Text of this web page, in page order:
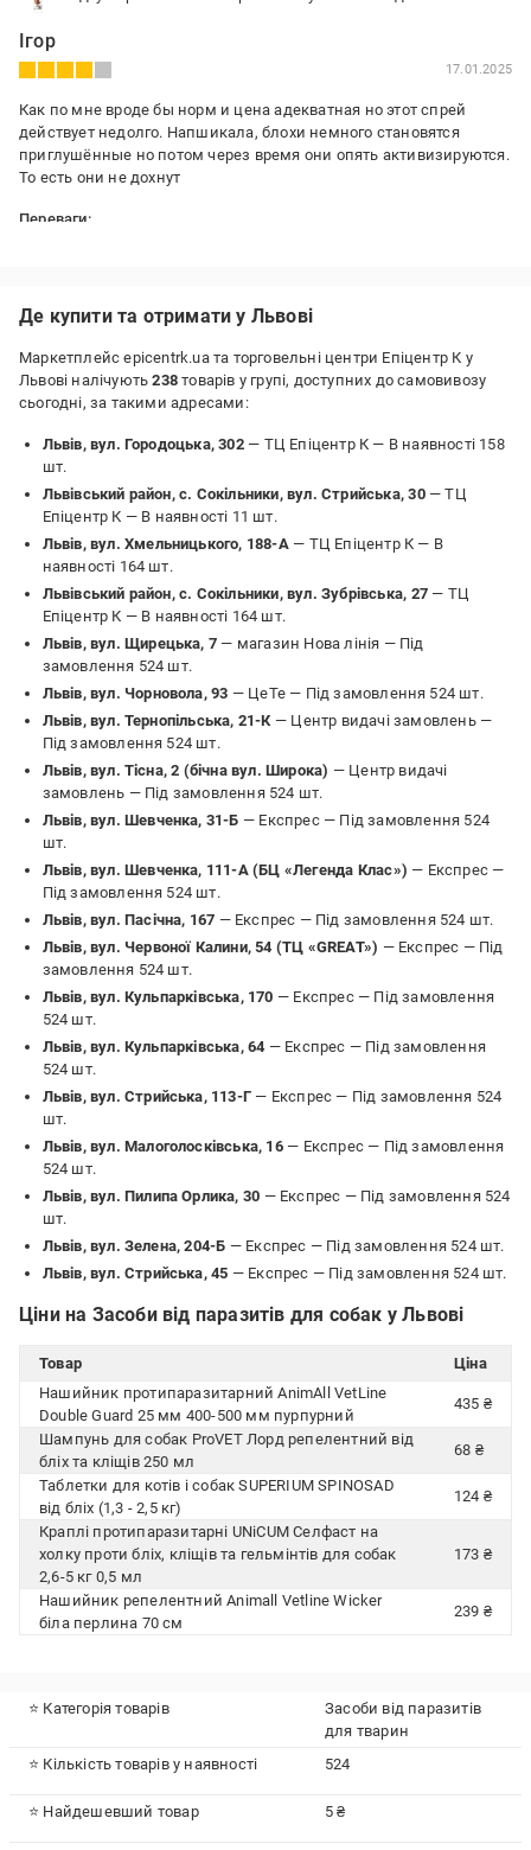
Ігор
17.01.2025
Как по мне вроде бы норм и цена адекватная но этот спрей
действует недолго. Напшикала, блохи немного становятся
приглушённые но потом через время они опять активизируются.
То есть они не дохнут
Переваги:
Слабое действие
Де купити та отримати у Львові
Маркетплейс epicentrk.ua та торговельні центри Епіцентр К у
Львові налічують238 товарів у групі, доступних до самовивозу
сьогодні, за такими адресами:
Львів, вул. Городоцька, 302— ТЦ Епіцентр К — В наявності 158
шт.
Львівський район, с. Сокільники, вул. Стрийська, 30— ТЦ
Епіцентр К — В наявності 11 шт.
Львів, вул. Хмельницького, 188-А— ТЦ Епіцентр К — В
наявності 164 шт.
Львівський район, с. Сокільники, вул. Зубрівська, 27— ТЦ
Епіцентр К — В наявності 164 шт.
Львів, вул. Щирецька, 7 — магазин Нова лінія — Під
замовлення 524 шт.
Львів, вул. Чорновола, 93 — ЦеТе — Під замовлення 524 шт.
Львів, вул. Тернопільська, 21-К— Центр видачі замовлень —
Під замовлення 524 шт.
Львів, вул. Тісна, 2 (бічна вул. Широка) — Центр видачі
замовлень — Під замовлення 524 шт.
Львів, вул. Шевченка, 31-Б — Експрес — Під замовлення 524
шт.
Львів, вул. Шевченка, 111-А (БЦ «Легенда Клас») — Експрес —
Під замовлення 524 шт.
Львів, вул. Пасічна, 167 — Експрес — Під замовлення 524 шт.
Львів, вул. Червоної Калини, 54 (ТЦ «GREAT») — Експрес — Під
замовлення 524 шт.
Львів, вул. Кульпарківська, 170 — Експрес — Під замовлення
524 шт.
Львів, вул. Кульпарківська, 64 — Експрес — Під замовлення
524 шт.
Львів, вул. Стрийська, 113-Г — Експрес — Під замовлення 524
шт.
Львів, вул. Малоголосківська, 16— Експрес — Під замовлення
524 шт.
Львів, вул. Пилипа Орлика, 30 — Експрес — Під замовлення 524
шт.
Львів, вул. Зелена, 204-Б — Експрес — Під замовлення 524 шт.
Львів, вул. Стрийська, 45 — Експрес — Під замовлення 524 шт.
Ціни на Засоби від паразитів для собак у Львові
Товар
Ціна
Нашийник протипаразитарний AnimAll VetLine
Double Guard 25 мм 400-500 мм пурпурний
435 ₴
Шампунь для собак ProVET Лорд репелентний від
бліх та кліщів 250 мл
68 ₴
Таблетки для котів і собак SUPERIUM SPINOSAD
від бліх (1,3 - 2,5 кг)
124 ₴
Краплі протипаразитарні UNiCUM Селфаст на
холку проти бліх, кліщів та гельмінтів для собак
2,6-5 кг 0,5 мл
173 ₴
Нашийник репелентний Animall Vetline Wicker
біла перлина 70 см
239 ₴
⭐ Категорія товарів
Засоби від паразитів
для тварин
⭐ Кількість товарів у наявності
524
⭐ Найдешевший товар 5 ₴